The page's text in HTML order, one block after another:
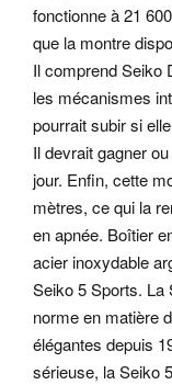
fonctionne à 21
que la montre
Il comprend Seiko
les mécanismes
pourrait subir si
Il devrait gagner
jour. Enfin, cette
mètres, ce qui la
en apnée. Boîtier
acier inoxydable
Seiko 5 Sports. La
norme en matière
élégantes depuis
sérieuse, la Seiko